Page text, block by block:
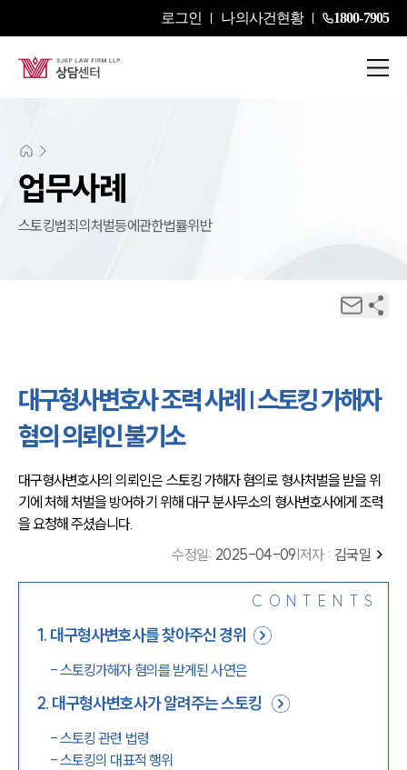
로그인 나의사건현황 1800-7905
업무사례
스토킹범죄의처벌등에관한법률위반
대구형사변호사 조력 사례 | 스토킹 가해자
혐의 의뢰인 불기소
대구형사변호사의 의뢰인은 스토킹 가해자 혐의로 형사처벌을 받을 위
기에 처해 처벌을 방어하기 위해 대구 분사무소의 형사변호사에게 조력
을 요청해 주셨습니다.
수정일: 2025-04-09 |저자 : 김국일
CONTENTS
1. 대구형사변호사를 찾아주신 경위
-스토킹가해자 혐의를 받게된 사연은
2. 대구형사변호사가 알려주는 스토킹
-스토킹 관련 법령
-스토킹의 대표적 행위